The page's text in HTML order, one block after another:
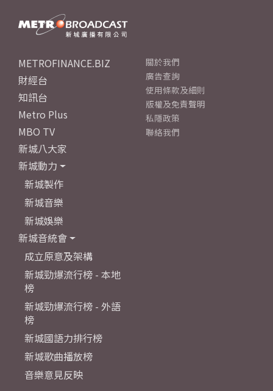
METROFINANCE.BIZ
財經台
知訊台
Metro Plus
MBO TV
新城八大家
新城動力
新城製作
新城音樂
新城娛樂
新城音統會
成立原意及架構
新城勁爆流行榜 - 本地
榜
新城勁爆流行榜 - 外語
榜
新城國語力排行榜
新城歌曲播放榜
音樂意見反映
關於我們
廣告查詢
使用條款及細則
版權及免責聲明
私隱政策
聯絡我們